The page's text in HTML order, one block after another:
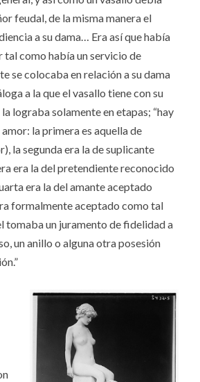
feudal, de la misma manera el
a su dama… Era así que había
tal como había un servicio de
se colocaba en relación a su dama
a la que el vasallo tiene con su
lograba solamente en etapas; “hay
la primera es aquella de
la segunda era la de suplicante
era la del pretendiente reconocido
era la del amante aceptado
formalmente aceptado como tal
tomaba un juramento de fidelidad a
un anillo o alguna otra posesión